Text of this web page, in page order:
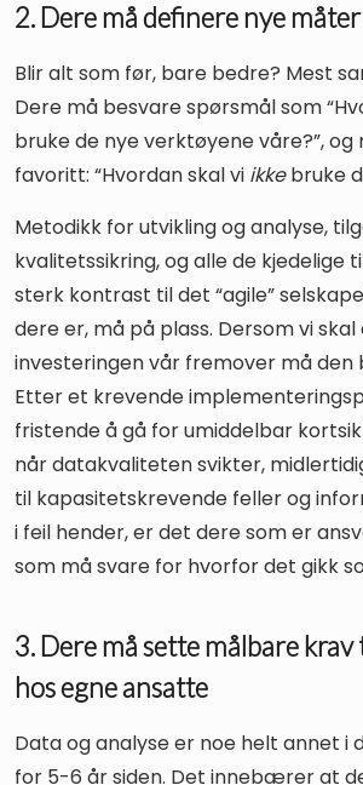
2. Dere må definere nye måter
Blir alt som før, bare bedre? Mest
Dere må besvare spørsmål som
bruke de nye verktøyene våre?”, og
favoritt: “Hvordan skal vi ikkebruke
Metodikk for utvikling og analyse,
kvalitetssikring, og alle de kjedelige
sterk kontrast til det “agile”
dere er, må på plass. Dersom vi
investeringen vår fremover må den
Etter et krevende
fristende å gå for umiddelbar
når datakvaliteten svikter,
til kapasitetskrevende feller og
i feil hender, er det dere som er
som må svare for hvorfor det gikk
3. Dere må sette målbare
hos egne ansatte
Data og analyse er noe helt annet i
for 5-6 år siden. Det innebærer at